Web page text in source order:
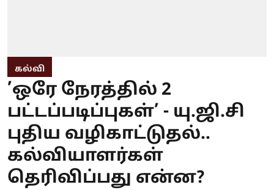
கல்வி
’ஒரே நேரத்​தில் 2
பட்டப்படிப்புகள்’ - யு.ஜி.சி
புதிய வழிகாட்டுதல்..
கல்வியாளர்கள்
தெரிவிப்பது என்ன?